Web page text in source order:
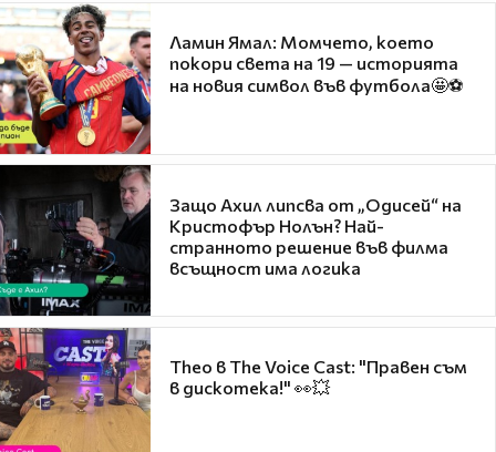
Ламин Ямал: Момчето, което
покори света на 19 — историята
на новия символ във футбола🤩⚽
Защо Ахил липсва от „Одисей“ на
Кристофър Нолън? Най-
странното решение във филма
всъщност има логика
Theo в The Voice Cast: "Правен съм
в дискотека!" 👀💥